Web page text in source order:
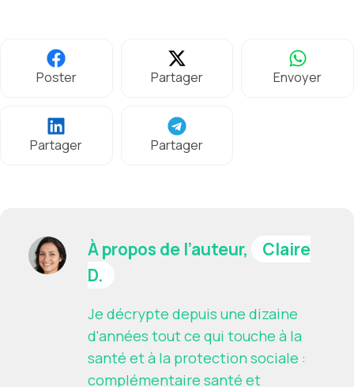
Poster Partager Envoyer
Partager Partager
À propos de l’auteur,
Claire
D.
Je décrypte depuis une dizaine
d'années tout ce qui touche à la
santé et à la protection sociale :
complémentaire santé et